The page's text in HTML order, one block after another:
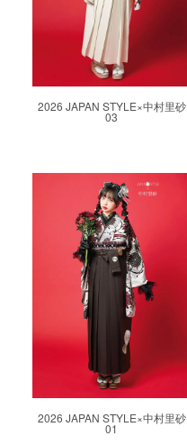
2026 JAPAN STYLE×中村里砂
03
2026 JAPAN STYLE×中村里砂
01